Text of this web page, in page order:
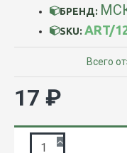
БРЕНД:
SKU: ART/
Всего
17 ₽